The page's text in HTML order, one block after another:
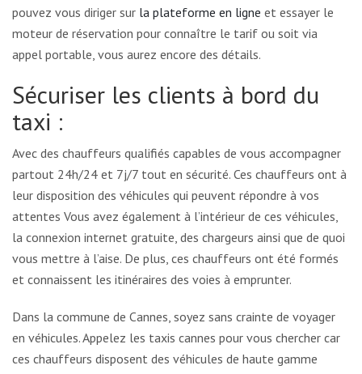
pouvez vous diriger sur la plateforme en ligne et essayer le
moteur de réservation pour connaître le tarif ou soit via
appel portable, vous aurez encore des détails.
Sécuriser les clients à bord du
taxi :
Avec des chauffeurs qualifiés capables de vous accompagner
partout 24h/24 et 7j/7 tout en sécurité. Ces chauffeurs ont à
leur disposition des véhicules qui peuvent répondre à vos
attentes Vous avez également à l’intérieur de ces véhicules,
la connexion internet gratuite, des chargeurs ainsi que de quoi
vous mettre à l’aise. De plus, ces chauffeurs ont été formés
et connaissent les itinéraires des voies à emprunter.
Dans la commune de Cannes, soyez sans crainte de voyager
en véhicules. Appelez les taxis cannes pour vous chercher car
ces chauffeurs disposent des véhicules de haute gamme